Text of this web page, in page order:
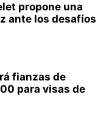
propone una
ante los desafíos
fianzas de
para visas de